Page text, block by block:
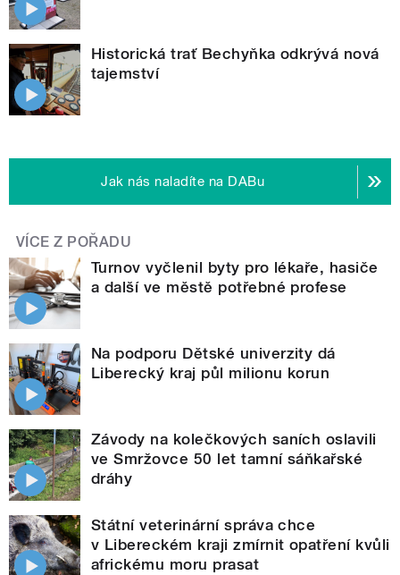
Historická trať Bechyňka odkrývá nová
tajemství
Jak nás naladíte na DABu
VÍCE Z POŘADU
Turnov vyčlenil byty pro lékaře, hasiče
a další ve městě potřebné profese
Na podporu Dětské univerzity dá
Liberecký kraj půl milionu korun
Závody na kolečkových saních oslavili
ve Smržovce 50 let tamní sáňkařské
dráhy
Státní veterinární správa chce
v Libereckém kraji zmírnit opatření kvůli
africkému moru prasat